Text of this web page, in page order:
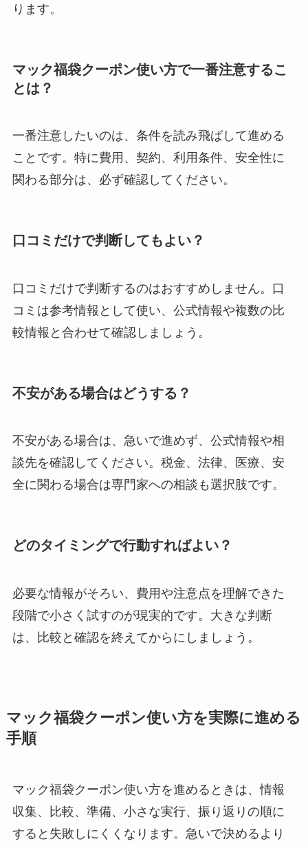
ります。
マック福袋クーポン使い方で一番注意するこ
とは？
一番注意したいのは、条件を読み飛ばして進める
ことです。特に費用、契約、利用条件、安全性に
関わる部分は、必ず確認してください。
口コミだけで判断してもよい？
口コミだけで判断するのはおすすめしません。口
コミは参考情報として使い、公式情報や複数の比
較情報と合わせて確認しましょう。
不安がある場合はどうする？
不安がある場合は、急いで進めず、公式情報や相
談先を確認してください。税金、法律、医療、安
全に関わる場合は専門家への相談も選択肢です。
どのタイミングで行動すればよい？
必要な情報がそろい、費用や注意点を理解できた
段階で小さく試すのが現実的です。大きな判断
は、比較と確認を終えてからにしましょう。
マック福袋クーポン使い方を実際に進める
手順
マック福袋クーポン使い方を進めるときは、情報
収集、比較、準備、小さな実行、振り返りの順に
すると失敗しにくくなります。急いで決めるより